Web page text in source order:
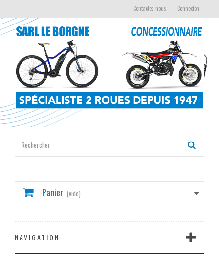
Connexion
Contactez-nous
Panier (vide)
NAVIGATION